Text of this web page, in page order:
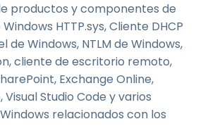
productos y componentes de
HTTP.sys, Cliente DHCP
de Windows, NTLM de Windows,
cliente de escritorio remoto,
Exchange Online,
Visual Studio Code y varios
relacionados con los